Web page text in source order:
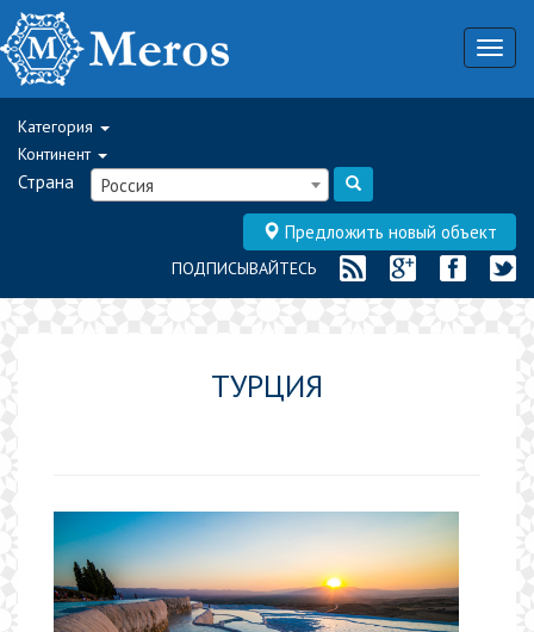
Категория
Континент
Страна Россия
Предложить новый объект
ПОДПИСЫВАЙТЕСЬ
ТУРЦИЯ